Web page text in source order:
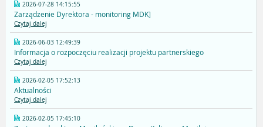
2026-07-28 14:15:55
Zarządzenie Dyrektora - monitoring MDK]
Czytaj dalej
2026-06-03 12:49:39
Informacja o rozpoczęciu realizacji projektu partnerskiego
Czytaj dalej
2026-02-05 17:52:13
Aktualności
Czytaj dalej
2026-02-05 17:45:10